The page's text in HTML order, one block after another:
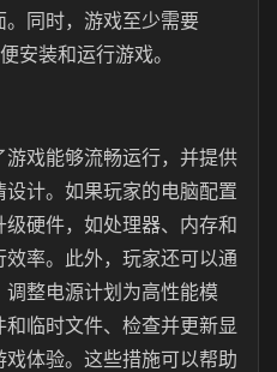
同时，游戏至少需要
安装和运行游戏。
戏能够流畅运行，并提供
计。如果玩家的电脑配置
硬件，如处理器、内存和
率。此外，玩家还可以通
整电源计划为高性能模
临时文件、检查并更新显
体验。这些措施可以帮助